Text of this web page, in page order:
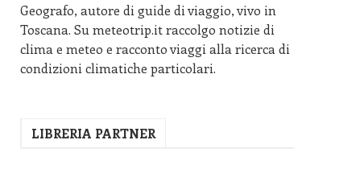
Geografo, autore di guide di viaggio, vivo in
Toscana. Su meteotrip.it raccolgo notizie di
clima e meteo e racconto viaggi alla ricerca di
condizioni climatiche particolari.
LIBRERIA PARTNER